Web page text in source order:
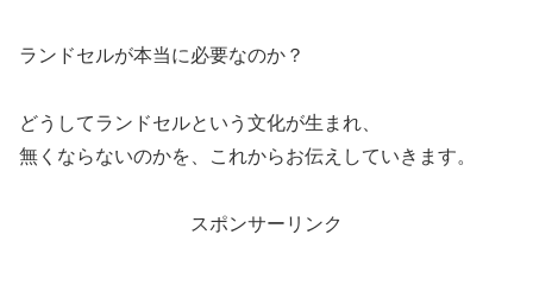
ランドセルが本当に必要なのか？
どうしてランドセルという文化が生まれ、
無くならないのかを、これからお伝えしていきます。
スポンサーリンク